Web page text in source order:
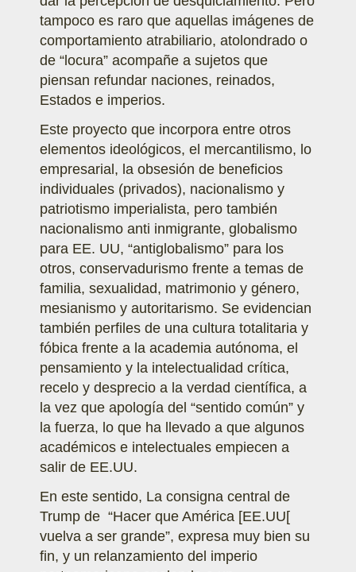
tampoco es raro que aquellas imágenes de
comportamiento atrabiliario, atolondrado o
de “locura” acompañe a sujetos que
piensan refundar naciones, reinados,
Estados e imperios.
Este proyecto que incorpora entre otros
elementos ideológicos, el mercantilismo, lo
empresarial, la obsesión de beneficios
individuales (privados), nacionalismo y
patriotismo imperialista, pero también
nacionalismo anti inmigrante, globalismo
para EE. UU, “antiglobalismo” para los
otros, conservadurismo frente a temas de
familia, sexualidad, matrimonio y género,
mesianismo y autoritarismo. Se evidencian
también perfiles de una cultura totalitaria y
fóbica frente a la academia autónoma, el
pensamiento y la intelectualidad crítica,
recelo y desprecio a la verdad científica, a
la vez que apología del “sentido común” y
la fuerza, lo que ha llevado a que algunos
académicos e intelectuales empiecen a
salir de EE.UU.
En este sentido, La consigna central de
Trump de “Hacer que América [EE.UU[
vuelva a ser grande”, expresa muy bien su
fin, y un relanzamiento del imperio